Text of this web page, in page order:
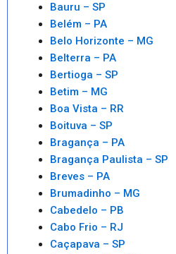
Bauru – SP
Belém – PA
Belo Horizonte – MG
Belterra – PA
Bertioga – SP
Betim – MG
Boa Vista – RR
Boituva – SP
Bragança – PA
Bragança Paulista – SP
Breves – PA
Brumadinho – MG
Cabedelo – PB
Cabo Frio – RJ
Caçapava – SP